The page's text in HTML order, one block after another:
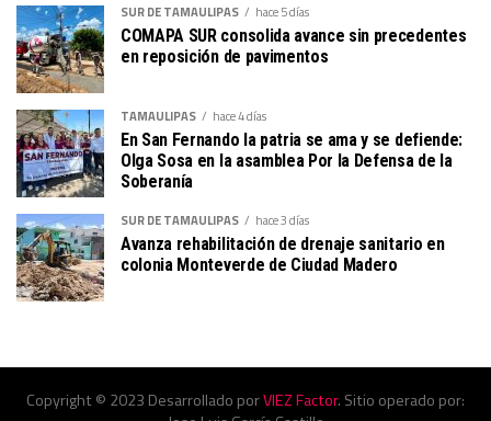
SUR DE TAMAULIPAS hace 5 días
COMAPA SUR consolida avance sin precedentes
en reposición de pavimentos
TAMAULIPAS hace 4 días
En San Fernando la patria se ama y se defiende:
Olga Sosa en la asamblea Por la Defensa de la
Soberanía
SUR DE TAMAULIPAS hace 3 días
Avanza rehabilitación de drenaje sanitario en
colonia Monteverde de Ciudad Madero
Copyright © 2023 Desarrollado porVIEZ Factor. Sitio operado por: